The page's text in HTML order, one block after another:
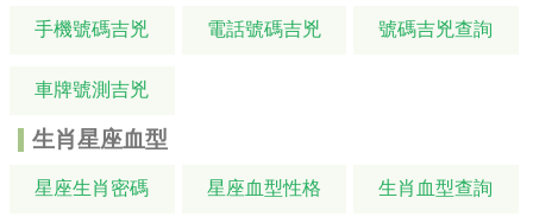
手機號碼吉兇 電話號碼吉兇 號碼吉兇查詢
車牌號測吉兇
生肖星座血型
星座生肖密碼 星座血型性格 生肖血型查詢